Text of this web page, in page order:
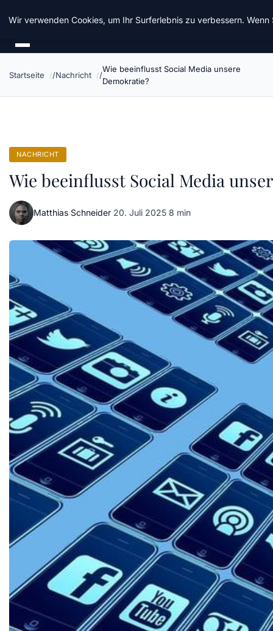
Taz Nrw
Startseite Nachricht
Wie beeinflusst Social Media unsere
Demokratie?
NACHRICHT
Wie beeinflusst Social Media
Matthias Schneider·20. Juli 2025·8 min
Wir verwenden Cookies, um Ihr Surferlebnis zu verbessern.